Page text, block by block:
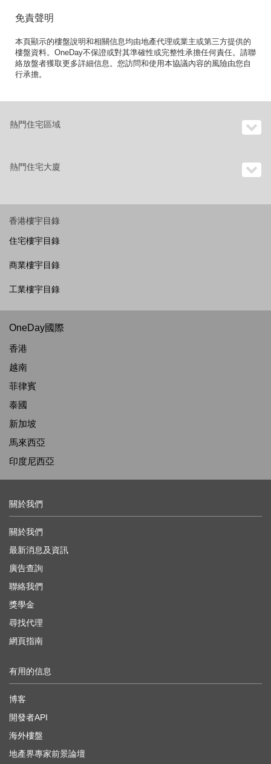
免責聲明
本頁顯示的樓盤說明和相關信息均由地產代理或業主或第三方提供的
樓盤資料。OneDay不保證或對其準確性或完整性承擔任何責任。請聯
絡放盤者獲取更多詳細信息。您訪問和使用本協議內容的風險由您自
行承擔。
熱門住宅區域
熱門住宅大廈
香港樓宇目錄
住宅樓宇目錄
商業樓宇目錄
工業樓宇目錄
OneDay國際
香港
越南
菲律賓
泰國
新加坡
馬來西亞
印度尼西亞
關於我們
關於我們
最新消息及資訊
廣告查詢
聯絡我們
獎學金
尋找代理
網頁指南
有用的信息
博客
開發者API
海外樓盤
地產界專家前景論壇